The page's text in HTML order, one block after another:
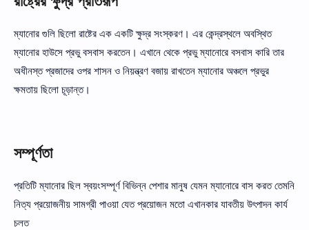
ম্যানোর গুলি ছিলো রাষ্টের এক একটি ক্ষুদ্র সংস্করণ। এর কেন্দ্রস্থলে অবস্থিত
ম্যানোর হাউসে প্রভু বসবাস করতেন। এখানে থেকে প্রভু ম্যানোরে বসবাস কারি তার
অধীনস্ত প্রজাদের ওপর শাসন ও নিয়ন্ত্রণ বজায় রাখতেন ম্যানোর অঞ্চলে প্রভুর
ক্ষমতায় ছিলো চূড়ান্ত।
সম্পূর্ণতা
প্রতিটি ম্যানোর ছিল স্বয়ংসম্পূর্ণ বিভিন্ন পেশার মানুষ যেমন ম্যানোরে বাস করত তেমনি
নিত্য প্রয়োজনীয় সামগ্রী পাওয়া যেত প্রয়োজন মতো এখানকার যাবতীয় উৎপাদন কার্য
চলত